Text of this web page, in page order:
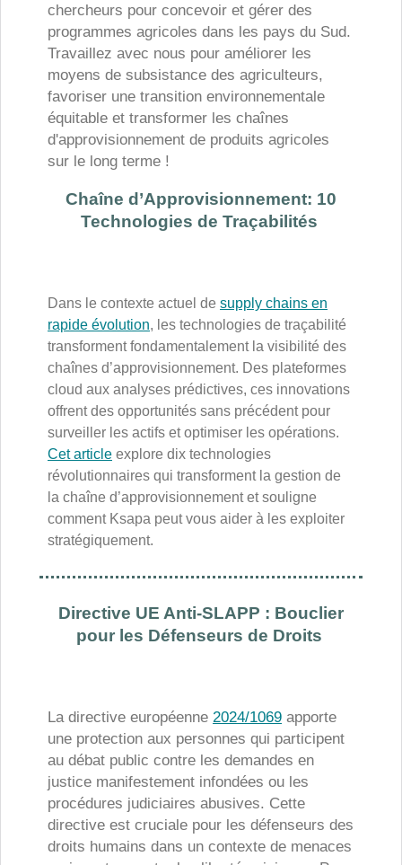
chercheurs pour concevoir et gérer des
programmes agricoles dans les pays du Sud.
Travaillez avec nous pour améliorer les
moyens de subsistance des agriculteurs,
favoriser une transition environnementale
équitable et transformer les chaînes
d'approvisionnement de produits agricoles
sur le long terme !
Chaîne d’Approvisionnement: 10
Technologies de Traçabilités
Dans le contexte actuel de supply chains en
rapide évolution, les technologies de traçabilité
transforment fondamentalement la visibilité des
chaînes d’approvisionnement. Des plateformes
cloud aux analyses prédictives, ces innovations
offrent des opportunités sans précédent pour
surveiller les actifs et optimiser les opérations.
Cet article explore dix technologies
révolutionnaires qui transforment la gestion de
la chaîne d’approvisionnement et souligne
comment Ksapa peut vous aider à les exploiter
stratégiquement.
Directive UE Anti-SLAPP : Bouclier
pour les Défenseurs de Droits
La directive européenne 2024/1069 apporte
une protection aux personnes qui participent
au débat public contre les demandes en
justice manifestement infondées ou les
procédures judiciaires abusives. Cette
directive est cruciale pour les défenseurs des
droits humains dans un contexte de menaces